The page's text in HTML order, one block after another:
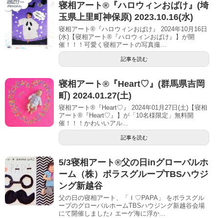
寝相アート®︎『ハロウィンおばけ』(埼
玉県上里町神保原) 2023.10.16(水)
寝相アート®『ハロウィンおばけ』 2024年10月16日
(水)【寝相アート®︎『ハロウィンおばけ』】が開
催！！！可愛く寝相アートの写真撮...
記事を読む
寝相アート®︎『Heart♡』(群馬県吉岡
町) 2024.01.27(土)
寝相アート®『Heart♡』 2024年01月27日(土)【寝相
アート®︎『Heart♡』】が「10名様限定」無料開
催！！！かわいいアル...
記事を読む
5/3寝相アート®︎父の日inグローバルホ
ーム（株）ポラスグループTBSハウジ
ング新越谷
父の日の寝相アート、「Ｉ♡PAPA」 をポラスグル
ープのグローバルホームTBSハウジング新越谷会場
にて開催しました♪ エーゲ海に浮か...